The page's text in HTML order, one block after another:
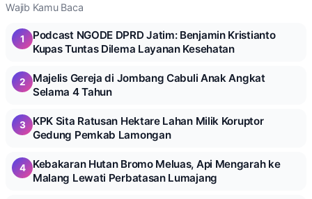
Wajib Kamu Baca
1
Podcast NGODE DPRD Jatim: Benjamin Kristianto
Kupas Tuntas Dilema Layanan Kesehatan
2
Majelis Gereja di Jombang Cabuli Anak Angkat
Selama 4 Tahun
3
KPK Sita Ratusan Hektare Lahan Milik Koruptor
Gedung Pemkab Lamongan
4
Kebakaran Hutan Bromo Meluas, Api Mengarah ke
Malang Lewati Perbatasan Lumajang